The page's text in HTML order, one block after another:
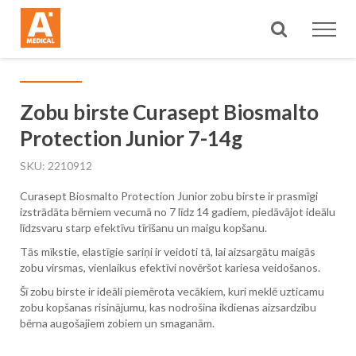
Meklēt
Zobu birste Curasept Biosmalto
Protection Junior 7-14g
SKU 2210912
Curasept Biosmalto Protection Junior zobu birste ir prasmīgi
izstrādāta bērniem vecumā no 7 līdz 14 gadiem, piedāvājot ideālu
līdzsvaru starp efektīvu tīrīšanu un maigu kopšanu.
Tās mīkstie, elastīgie sariņi ir veidoti tā, lai aizsargātu maigās
zobu virsmas, vienlaikus efektīvi novēršot kariesa veidošanos.
Šī zobu birste ir ideāli piemērota vecākiem, kuri meklē uzticamu
zobu kopšanas risinājumu, kas nodrošina ikdienas aizsardzību
bērna augošajiem zobiem un smaganām.